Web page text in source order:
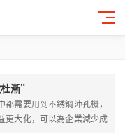
漸”
需要用到不銹鋼沖孔機，
更大化，可以為企業減少成